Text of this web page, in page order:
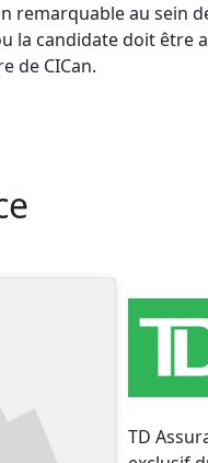
remarquable au sein
la candidate doit
de CICan.
TD